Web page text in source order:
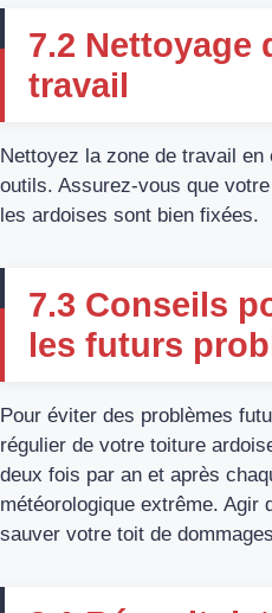
7.2 Nettoyage
travail
Nettoyez la zone de travail
outils. Assurez-vous que
les ardoises sont bien fixées.
7.3 Conseils
les futurs
Pour éviter des problèmes
régulier de votre toiture
deux fois par an et après
météorologique extrême. Agir
sauver votre toit de